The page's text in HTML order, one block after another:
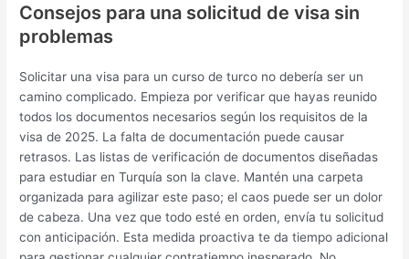
Consejos para una solicitud de visa sin
problemas
Solicitar una visa para un curso de turco no debería ser un
camino complicado. Empieza por verificar que hayas reunido
todos los documentos necesarios según los requisitos de la
visa de 2025. La falta de documentación puede causar
retrasos. Las listas de verificación de documentos diseñadas
para estudiar en Turquía son la clave. Mantén una carpeta
organizada para agilizar este paso; el caos puede ser un dolor
de cabeza. Una vez que todo esté en orden, envía tu solicitud
con anticipación. Esta medida proactiva te da tiempo adicional